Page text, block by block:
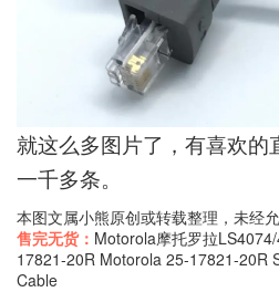
就这么多图片了，有喜欢
一千多条。
本图文属小熊原创或转载整理，未经
售完无货： Motorola摩托罗拉
17821-20R Motorola 25-17821-20R
Cable